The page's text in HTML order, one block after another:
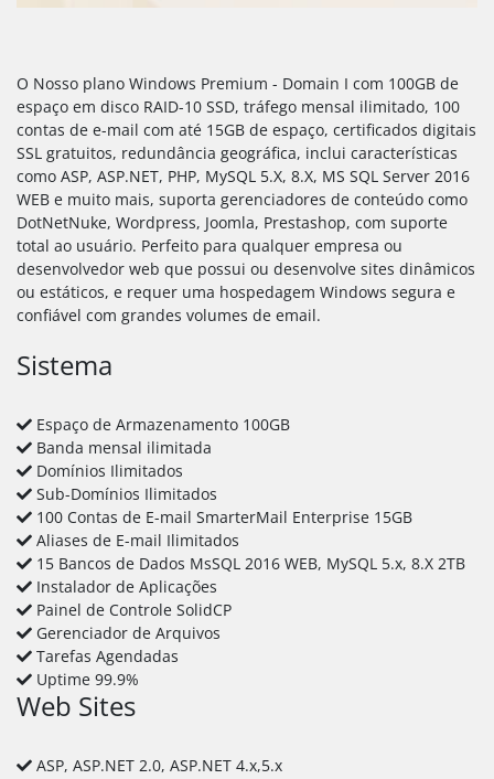
O Nosso plano Windows Premium - Domain I com 100GB de
espaço em disco RAID-10 SSD, tráfego mensal ilimitado, 100
contas de e-mail com até 15GB de espaço, certificados digitais
SSL gratuitos, redundância geográfica, inclui características
como ASP, ASP.NET, PHP, MySQL 5.X, 8.X, MS SQL Server 2016
WEB e muito mais, suporta gerenciadores de conteúdo como
DotNetNuke, Wordpress, Joomla, Prestashop, com suporte
total ao usuário. Perfeito para qualquer empresa ou
desenvolvedor web que possui ou desenvolve sites dinâmicos
ou estáticos, e requer uma hospedagem Windows segura e
confiável com grandes volumes de email.
Sistema
Espaço de Armazenamento 100GB
Banda mensal ilimitada
Domínios Ilimitados
Sub-Domínios Ilimitados
100 Contas de E-mail SmarterMail Enterprise 15GB
Aliases de E-mail Ilimitados
15 Bancos de Dados MsSQL 2016 WEB, MySQL 5.x, 8.X 2TB
Instalador de Aplicações
Painel de Controle SolidCP
Gerenciador de Arquivos
Tarefas Agendadas
Uptime 99.9%
Web Sites
ASP, ASP.NET 2.0, ASP.NET 4.x,5.x